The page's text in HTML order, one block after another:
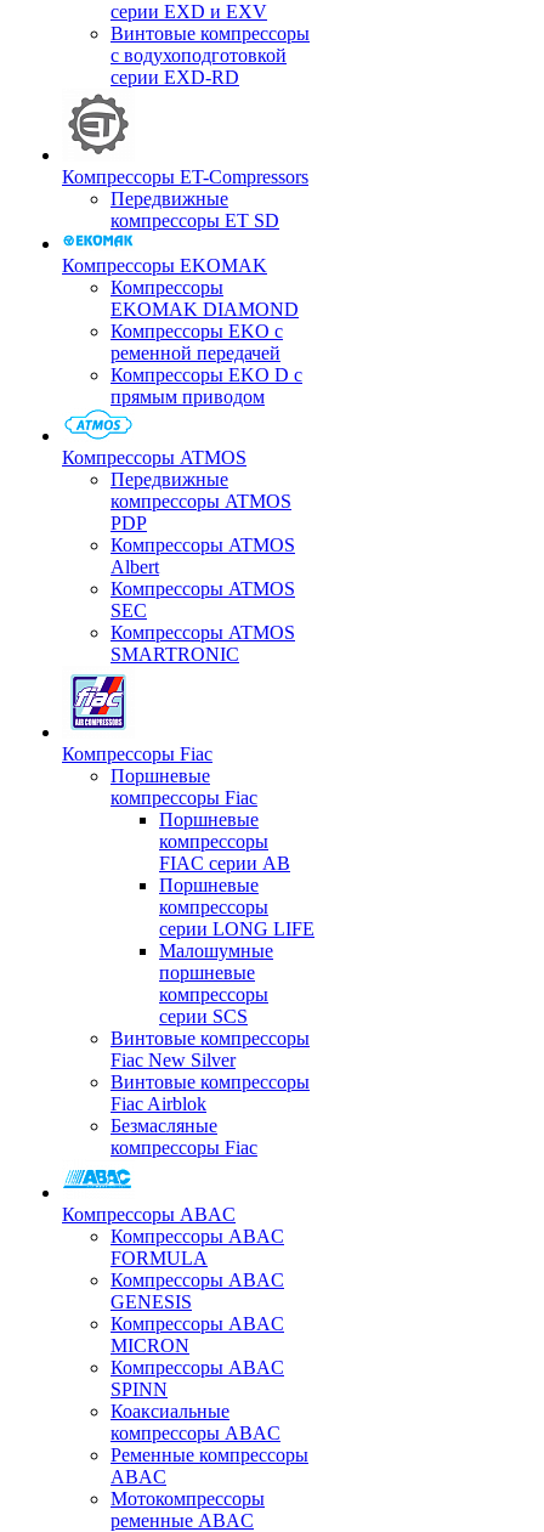
серии EXD и EXV
Винтовые компрессоры
с водухоподготовкой
серии EXD-RD
Компрессоры ET-Compressors
Передвижные
компрессоры ET SD
Компрессоры EKOMAK
Компрессоры
EKOMAK DIAMOND
Компрессоры EKO c
ременной передачей
Компрессоры EKO D с
прямым приводом
Компрессоры ATMOS
Передвижные
компрессоры ATMOS
PDP
Компрессоры ATMOS
Albert
Компрессоры ATMOS
SEC
Компрессоры ATMOS
SMARTRONIC
Компрессоры Fiac
Поршневые
компрессоры Fiac
Поршневые
компрессоры
FIAC серии AB
Поршневые
компрессоры
серии LONG LIFE
Малошумные
поршневые
компрессоры
серии SCS
Винтовые компрессоры
Fiac New Silver
Винтовые компрессоры
Fiac Airblok
Безмасляные
компрессоры Fiac
Компрессоры ABAC
Компрессоры ABAC
FORMULA
Компрессоры ABAC
GENESIS
Компрессоры ABAC
MICRON
Компрессоры ABAC
SPINN
Коаксиальные
компрессоры ABAC
Ременные компрессоры
ABAC
Мотокомпрессоры
ременные ABAC